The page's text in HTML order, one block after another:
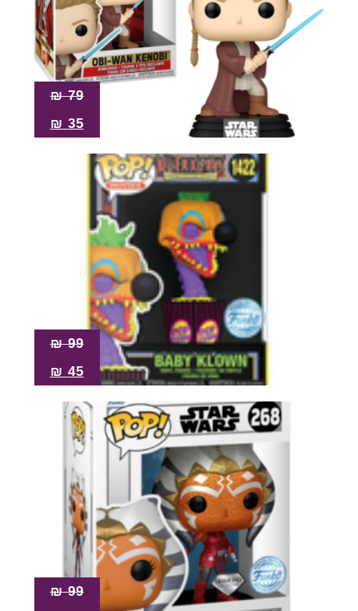
79
₪
35
₪
99
₪
45
₪
99
₪